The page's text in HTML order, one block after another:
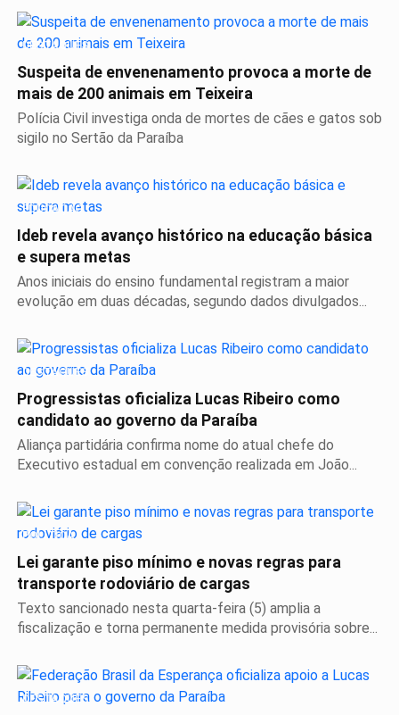
DESTAQUES
Suspeita de envenenamento provoca a morte de
mais de 200 animais em Teixeira
Polícia Civil investiga onda de mortes de cães e gatos sob
sigilo no Sertão da Paraíba
EDUCAÇÃO
Ideb revela avanço histórico na educação básica
e supera metas
Anos iniciais do ensino fundamental registram a maior
evolução em duas décadas, segundo dados divulgados...
DESTAQUES
Progressistas oficializa Lucas Ribeiro como
candidato ao governo da Paraíba
Aliança partidária confirma nome do atual chefe do
Executivo estadual em convenção realizada em João...
POLÍTICA
Lei garante piso mínimo e novas regras para
transporte rodoviário de cargas
Texto sancionado nesta quarta-feira (5) amplia a
fiscalização e torna permanente medida provisória sobre...
DESTAQUES